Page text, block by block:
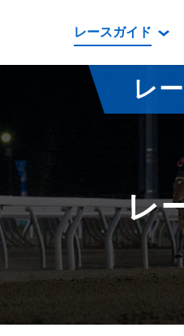
レースガイド
レース情報
払戻金一
騎手成績
馬番成績表
オッズ
データルーム
騎手・調教師紹介
坂路調教映像
遠征馬情報
番組編成要領
レ
レ